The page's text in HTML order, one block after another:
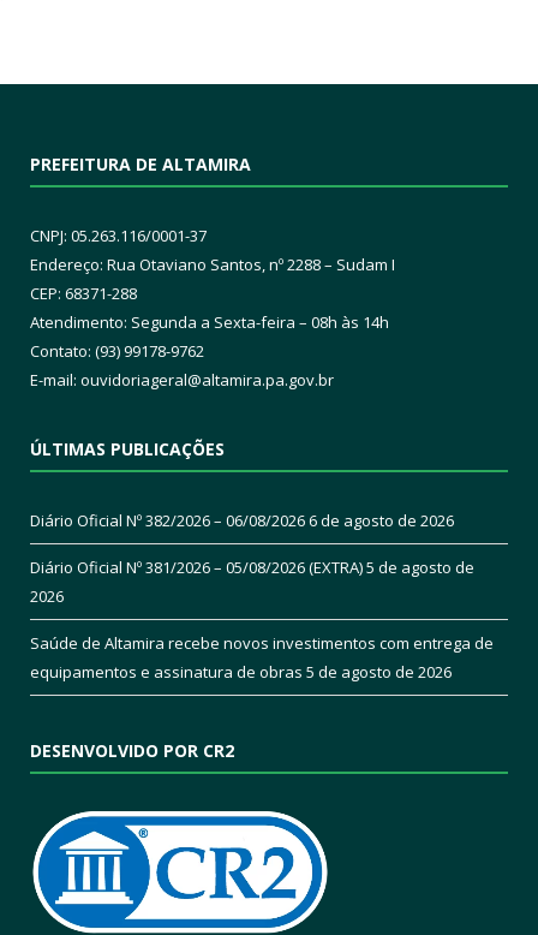
PREFEITURA DE ALTAMIRA
CNPJ: 05.263.116/0001-37
Endereço: Rua Otaviano Santos, nº 2288 – Sudam I
CEP: 68371-288
Atendimento: Segunda a Sexta-feira – 08h às 14h
Contato: (93) 99178-9762
E-mail: ouvidoriageral@altamira.pa.gov.br
ÚLTIMAS PUBLICAÇÕES
Diário Oficial Nº 382/2026 – 06/08/20266 de agosto de 2026
Diário Oficial Nº 381/2026 – 05/08/2026 (EXTRA)5 de agosto de
2026
Saúde de Altamira recebe novos investimentos com entrega de
equipamentos e assinatura de obras 5 de agosto de 2026
DESENVOLVIDO POR CR2